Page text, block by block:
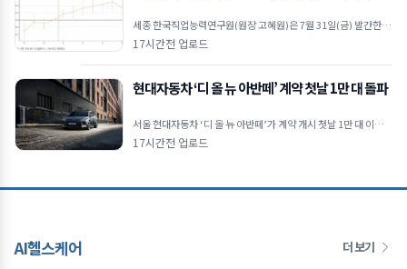
세종 한국직업능력연구원(원장 고혜원)은 7월 31일(금) 발간한 동
향지 ‘THE HRD REVIEW’ 2026년 특별호의 이슈 분석 Ⅱ ‘AI(인
17시간전 업로드
현대자동차 ‘디 올 뉴 아반떼’ 계약 첫날 1만 대 돌파
서울 현대자동차 ‘디 올 뉴 아반떼’가 계약 개시 첫날 1만 대 이상의
계약을 기록하며 뜨거운 관심을 입증했다.현대자동차 디 올 뉴 아
17시간전 업로드
AI헬스케어 더 보기